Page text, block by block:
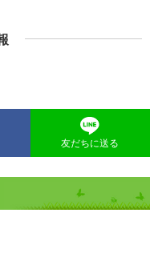
友だちに送る